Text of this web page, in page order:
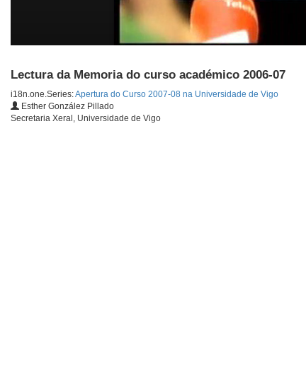
Lectura da Memoria do curso académico 2006-07
i18n.one.Series:Apertura do Curso 2007-08 na Universidade de Vigo
Esther González Pillado
Secretaria Xeral, Universidade de Vigo